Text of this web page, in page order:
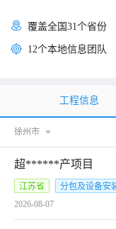
覆盖全国31个省份
12个本地信息团队
工程信息
徐州市
超******产项目
江苏省
分包及设备安
2026-08-07